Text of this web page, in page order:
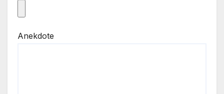
Anekdote